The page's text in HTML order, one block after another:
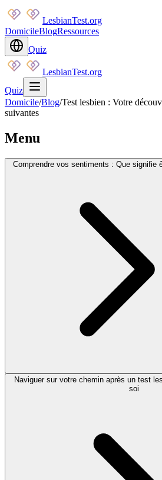
LesbianTest.org
DomicileBlogRessources
Quiz
LesbianTest.org
Quiz
Domicile/Blog/Test lesbien : Votre
suivantes
Menu
Comprendre vos sentiments : Que signifie
Naviguer sur votre chemin après un test
soi